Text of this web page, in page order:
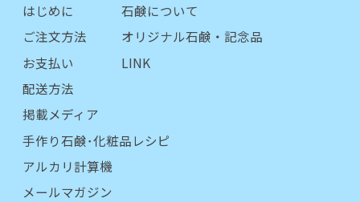
はじめに
ご注文方法
お支払い
石鹸について
オリジナル石鹸・記念品
LINK
配送方法
掲載メディア
手作り石鹸･化粧品レシピ
アルカリ計算機
メールマガジン